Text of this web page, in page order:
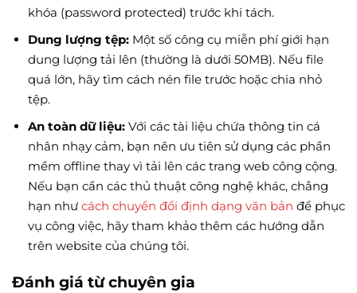
khóa (password protected) trước khi tách.
Dung lượng tệp:Một số công cụ miễn phí giới hạn
dung lượng tải lên (thường là dưới 50MB). Nếu file
quá lớn, hãy tìm cách nén file trước hoặc chia nhỏ
tệp.
An toàn dữ liệu:Với các tài liệu chứa thông tin cá
nhân nhạy cảm, bạn nên ưu tiên sử dụng các phần
mềm offline thay vì tải lên các trang web công cộng.
Nếu bạn cần các thủ thuật công nghệ khác, chẳng
hạn như cách chuyển đổi định dạng văn bản để phục
vụ công việc, hãy tham khảo thêm các hướng dẫn
trên website của chúng tôi.
Đánh giá từ chuyên gia